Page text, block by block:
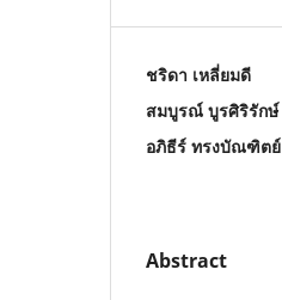
ชริดา เหลี่ยมดี
สมบูรณ์ บูรศิริรักษ์
อภิธีร์ ทรงบัณฑิตย์
Abstract